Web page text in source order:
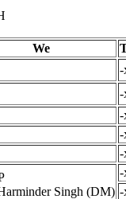
We
-
-
-
-
-
Singh (DM)
-
-